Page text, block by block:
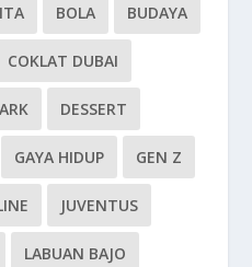
BOLA BUDAYA
COKLAT DUBAI
DESSERT
GAYA HIDUP GEN Z
JUVENTUS
LABUAN BAJO